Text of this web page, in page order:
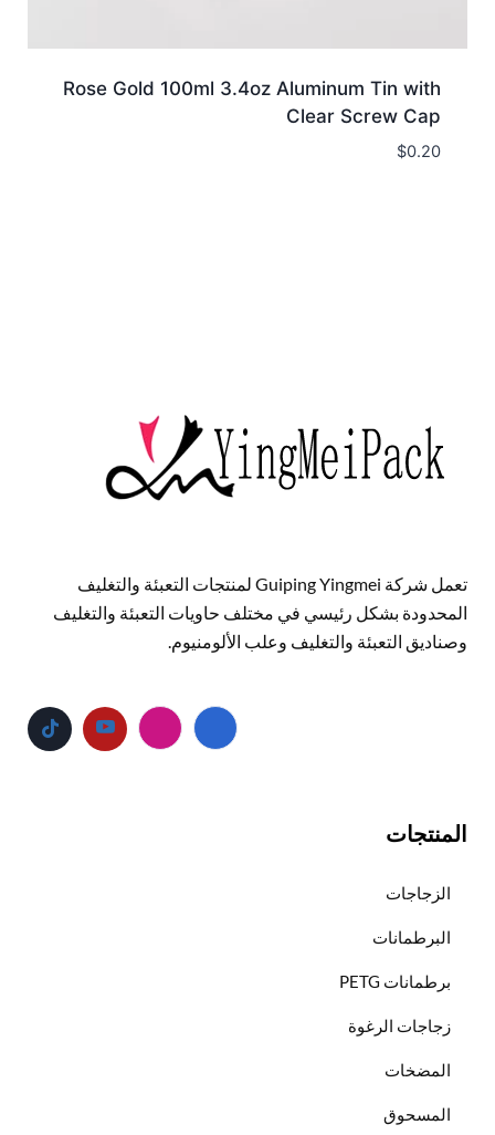
Rose Gold 100ml 3.4oz Aluminum Tin with
Clear Screw Cap
$0.20
تعمل شركة Guiping Yingmei لمنتجات التعبئة والتغليف
المحدودة بشكل رئيسي في مختلف حاويات التعبئة والتغليف
وصناديق التعبئة والتغليف وعلب الألومنيوم.
المنتجات
الزجاجات
البرطمانات
برطمانات PETG
زجاجات الرغوة
المضخات
المسحوق